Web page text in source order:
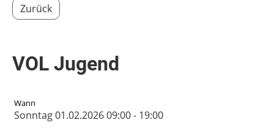
Zurück
VOL Jugend
Wann
Sonntag 01.02.2026 09:00 - 19:00